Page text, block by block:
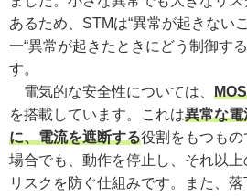
あるため、STMは“異常が起きない
一“異常が起きたときにどう制御す
す。
電気的な安全性については、
を搭載しています。これは異常な電
に、電流を遮断する役割をもつも
場合でも、動作を停止し、それ以
リスクを防ぐ仕組みです。また、